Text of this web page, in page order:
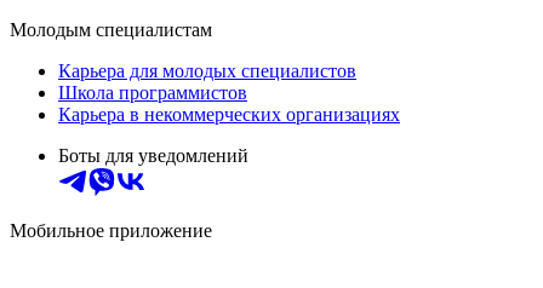
Молодым специалистам
Карьера для молодых специалистов
Школа программистов
Карьера в некоммерческих организациях
Боты для уведомлений
Мобильное приложение